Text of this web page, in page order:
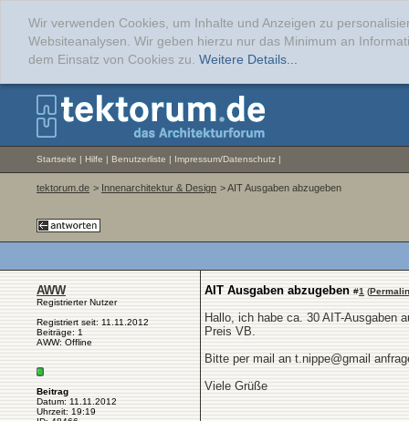
Wir verwenden Cookies, um Inhalte und Anzeigen zu
Websiteanalysen. Wir geben hierzu nur das Minimum an
dem Einsatz von Cookies zu. Weitere Details...
Startseite | Hilfe | Benutzerliste | Impressum/Datenschutz |
tektorum.de > Innenarchitektur & Design > AIT Ausgaben abzugeben
AWW
Registrierter Nutzer
Registriert seit: 11.11.2012
Beiträge: 1
AWW: Offline
Beitrag
Datum: 11.11.2012
Uhrzeit: 19:19
AIT Ausgaben abzugeben #1 (
Hallo, ich habe ca. 30 AIT-Ausgaben
Preis VB.
Bitte per mail an t.nippe@gmail
Viele Grüße